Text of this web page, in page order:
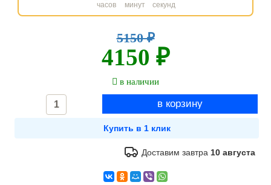
часов минут секунд
5150 ₽
4150 ₽
в наличии
Доставим завтра 10 августа